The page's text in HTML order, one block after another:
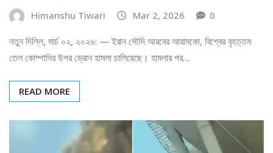
Himanshu Tiwari Mar 2, 2026 0
নতুন দিল্লি, মার্চ ০২, ২০২৬: — ইরান সৌদি আরবের আরামকো, বিশ্বের বৃহত্তম
তেল কোম্পানির উপর ড্রোন হামলা চালিয়েছে। হামলার পর…
READ MORE